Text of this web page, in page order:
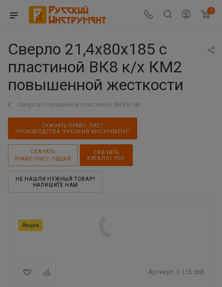
0
Сверло 21,4х80х185 с
пластиной ВК8 к/х КМ2
повышенной жесткости
Сверла с напаянной пластиной ВК8 к/хв
СКАЧАТЬ ПРАЙС-ЛИСТ
ПРОИЗВОДСТВА "РУССКИЙ ИНСТРУМЕНТ"
СКАЧАТЬ
ПРАЙС-ЛИСТ ОБЩИЙ
СКАЧАТЬ
КАТАЛОГ PDF
НЕ НАШЛИ НУЖНЫЙ ТОВАР?
НАПИШИТЕ НАМ
Акция
Артикул: ri.155.568